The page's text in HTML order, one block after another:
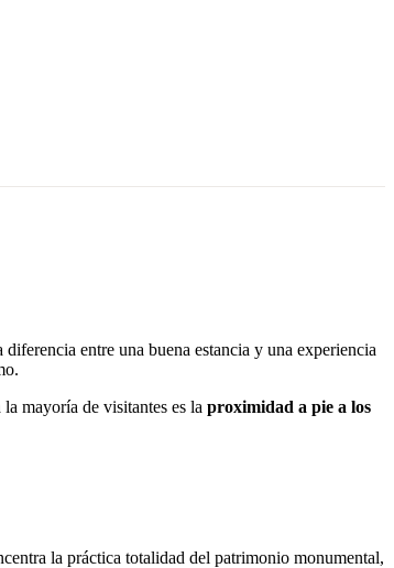
entre una buena estancia y una experiencia
mayoría de visitantes es la proximidad a pie a los
la práctica totalidad del patrimonio monumental,